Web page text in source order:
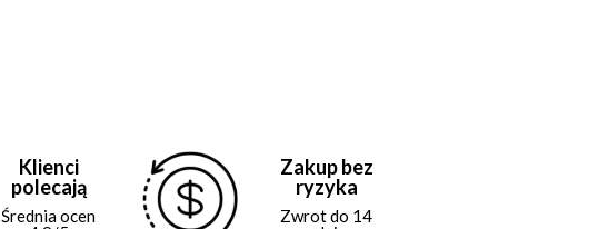
Klienci
polecają
Średnia ocen
Zakup bez
ryzyka
Zwrot do 14